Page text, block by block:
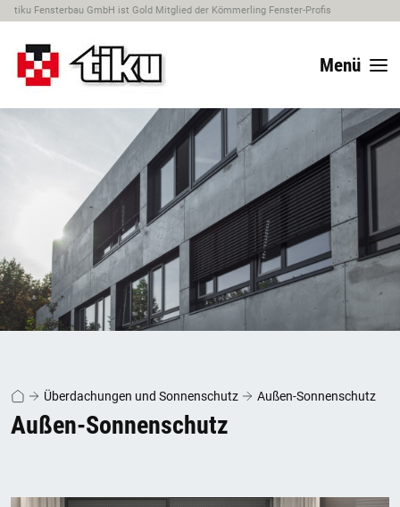
tiku Fensterbau GmbH ist Gold Mitglied der Kömmerling Fenster-Profis
Menü
Überdachungen und Sonnenschutz Außen-Sonnenschutz
Außen-Sonnenschutz